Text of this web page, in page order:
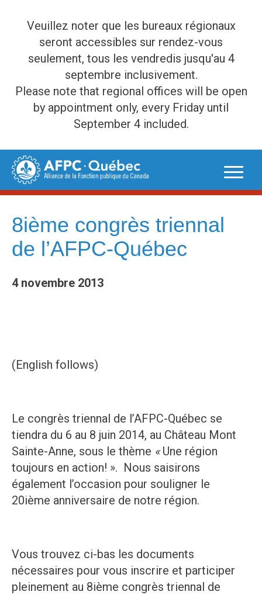
Veuillez noter que les bureaux régionaux
seront accessibles sur rendez-vous
seulement, tous les vendredis jusqu'au 4
septembre inclusivement.
Please note that regional offices will be open
by appointment only, every Friday until
September 4 included.
Skip
content
8ième congrès triennal
de l’AFPC-Québec
4 novembre 2013
(English follows)
Le congrès triennal de l’AFPC-Québec se
tiendra du 6 au 8 juin 2014, au Château Mont
Sainte-Anne, sous le thème «Une région
toujours en action! ». Nous saisirons
également l’occasion pour souligner le
20ième anniversaire de notre région.
Vous trouvez ci-bas les documents
nécessaires pour vous inscrire et participer
pleinement au 8ième congrès triennal de